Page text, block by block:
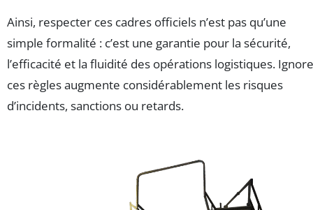
Ainsi, respecter ces cadres officiels n’est pas qu’une
simple formalité : c’est une garantie pour la sécurité,
l’efficacité et la fluidité des opérations logistiques.
ces règles augmente considérablement les risques
d’incidents, sanctions ou retards.